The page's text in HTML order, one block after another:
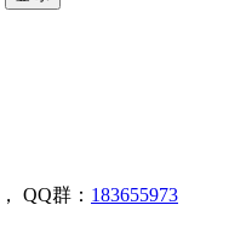
， QQ群： 183655973